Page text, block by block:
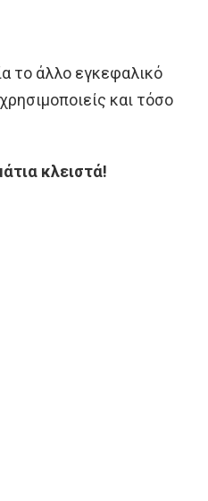
το άλλο εγκεφαλικό
και τόσο
κλειστά!